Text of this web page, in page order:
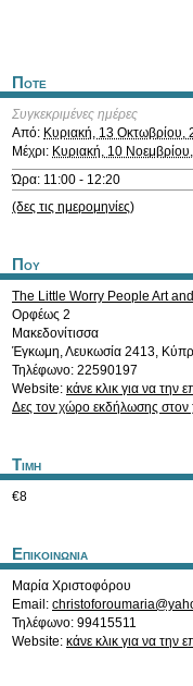
Ποτε
Συγκεκριμένες ημέρες
Από: Κυριακή, 13 Οκτωβρίου,
Μέχρι: Κυριακή, 10
Ώρα: 11:00 - 12:20
(δες τις ημερομηνίες)
Που
The Little Worry People Art
Ορφέως 2
Μακεδονίτισσα
Έγκωμη,Λευκωσία 2413,
Τηλέφωνο: 22590197
Website: κάνε κλικ για να την
Δες τον χώρο εκδήλωσης στον
Τιμη
€8
Επικοινωνια
Μαρία Χριστοφόρου
Email:
Τηλέφωνο: 99415511
Website: κάνε κλικ για να την